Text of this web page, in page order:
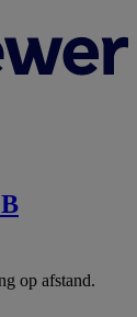
op afstand.